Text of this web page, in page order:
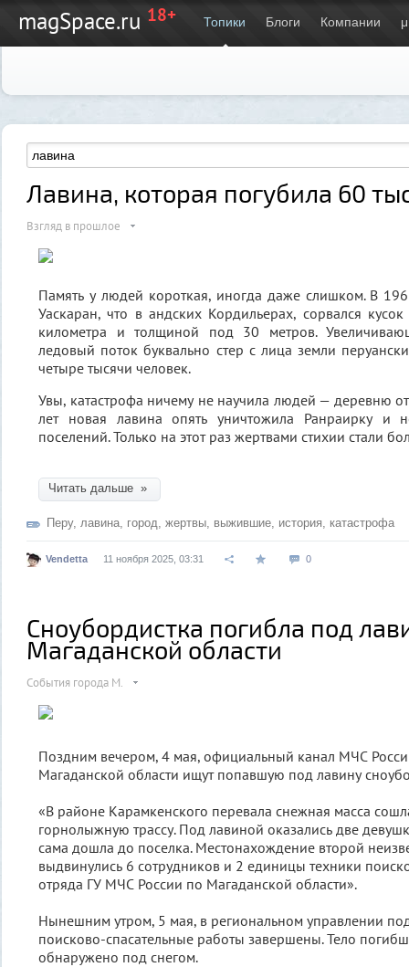
magSpace.ru 18+ Топики Блоги Компании μ
Лавина, которая погубила 60
Взгляд в прошлое
Память у людей короткая, иногда даже слишком. В
Уаскаран, что в андских Кордильерах, сорвался
километра и толщиной под 30 метров.
ледовый поток буквально стер с лица земли
четыре тысячи человек.
Увы, катастрофа ничему не научила людей — деревню
лет новая лавина опять уничтожила Ранраирку и
поселений. Только на этот раз жертвами стихии стали
Читать дальше »
Перу, лавина, город, жертвы, выжившие, история, катастрофа
Vendetta 11 ноября 2025, 03:31 0
Сноубордистка погибла под
Магаданской области
События города М.
Поздним вечером, 4 мая, официальный канал МЧС
Магаданской области ищут попавшую под лавину
«В районе Карамкенского перевала снежная масса
горнолыжную трассу. Под лавиной оказались две
сама дошла до поселка. Местонахождение второй
выдвинулись 6 сотрудников и 2 единицы техники
отряда ГУ МЧС России по Магаданской области».
Нынешним утром, 5 мая, в региональном управлении
поисково-спасательные работы завершены. Тело
обнаружено под снегом.